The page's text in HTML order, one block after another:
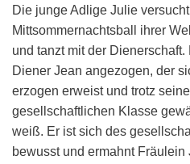
Die junge Adlige Julie
Mittsommernachtsball ihrer
und tanzt mit der
Diener Jean angezogen, der
erzogen erweist und trotz
gesellschaftlichen Klasse
weiß. Er ist sich des
bewusst und ermahnt